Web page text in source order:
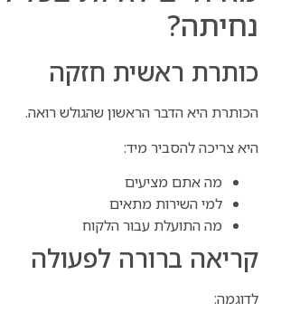
נחיתה?
כותרת ראשית חזקה
הכותרת היא הדבר הראשון שהגולש רואה.
היא צריכה להסביר מיד:
מה אתם מציעים
למי השירות מתאים
מה התועלת עבור הלקוח
קריאה ברורה לפעולה
לדוגמה: